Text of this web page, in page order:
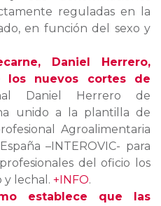
reguladas en la
en función del sexo y
Daniel Herrero,
los nuevos cortes de
Daniel Herrero de
unido a la plantilla de
Agroalimentaria
–INTEROVIC- para
del oficio los
y lechal. +INFO.
establece que las